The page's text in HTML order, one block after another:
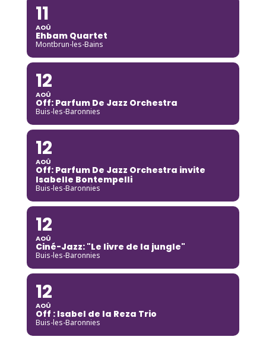
11
AOÛ
Ehbam Quartet
Montbrun-les-Bains
12
AOÛ
Off: Parfum De Jazz Orchestra
Buis-les-Baronnies
12
AOÛ
Off: Parfum De Jazz Orchestra invite
Isabelle Bontempelli
Buis-les-Baronnies
12
AOÛ
Ciné-Jazz: "Le livre de la jungle"
Buis-les-Baronnies
12
AOÛ
Off : Isabel de la Reza Trio
Buis-les-Baronnies